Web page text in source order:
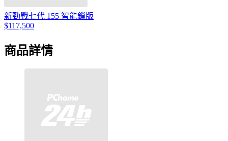
新勁戰七代 155 智能鎖版
$117,500
商品詳情